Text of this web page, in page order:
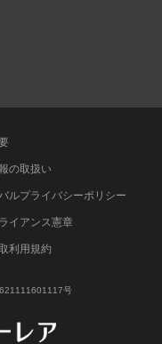
の取扱い
ルプライバシーポリシー
イアンス憲章
利用規約
号